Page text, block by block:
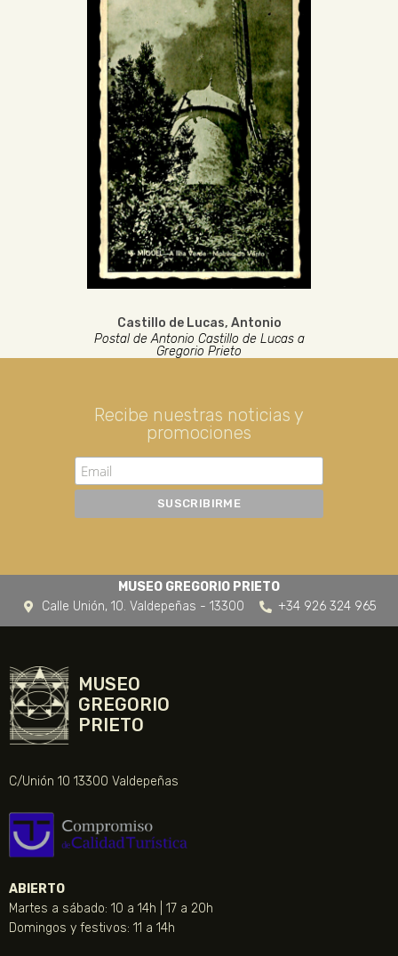
Castillo de Lucas, Antonio
Postal de Antonio Castillo de Lucas a
Gregorio Prieto
Recibe nuestras noticias y
promociones
MUSEO GREGORIO PRIETO
Calle Unión, 10. Valdepeñas - 13300
+34 926 324 965
MUSEO
GREGORIO
PRIETO
C/Unión 10 13300 Valdepeñas
ABIERTO
Martes a sábado: 10 a 14h | 17 a 20h
Domingos y festivos: 11 a 14h